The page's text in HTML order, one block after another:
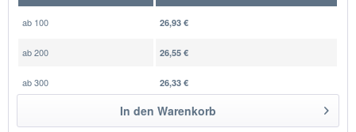
ab 100 26,93 €
ab200 26,55 €
ab300 26,33 €
In den Warenkorb